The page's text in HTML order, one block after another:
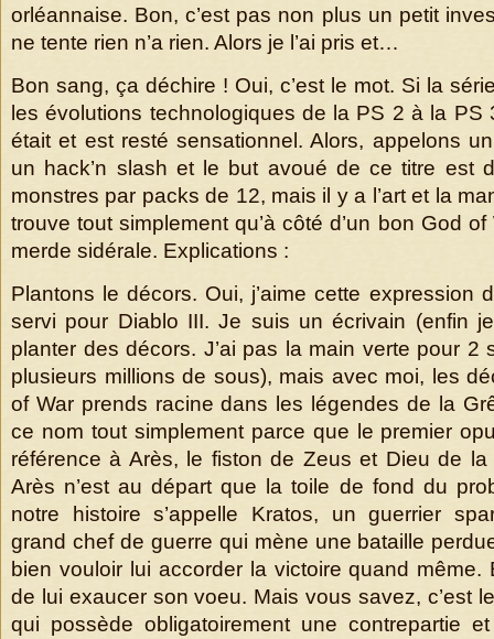
orléannaise. Bon, c’est pas non plus un petit
ne tente rien n’a rien. Alors je l’ai pris et…
Bon sang, ça déchire ! Oui, c’est le mot. Si la
les évolutions technologiques de la PS 2 à la PS
était et est resté sensationnel. Alors, appelons
un hack’n slash et le but avoué de ce titre est
monstres par packs de 12, mais il y a l’art et la
trouve tout simplement qu’à côté d’un bon God
merde sidérale. Explications :
Plantons le décors. Oui, j’aime cette expression
servi pour Diablo III. Je suis un écrivain (enfin
planter des décors. J’ai pas la main verte pour 2
plusieurs millions de sous), mais avec moi, les
of War prends racine dans les légendes de la
ce nom tout simplement parce que le premier
référence à Arès, le fiston de Zeus et Dieu de la
Arès n’est au départ que la toile de fond du
notre histoire s’appelle Kratos, un guerrier
grand chef de guerre qui mène une bataille
bien vouloir lui accorder la victoire quand même.
de lui exaucer son voeu. Mais vous savez, c’est
qui possède obligatoirement une contrepartie